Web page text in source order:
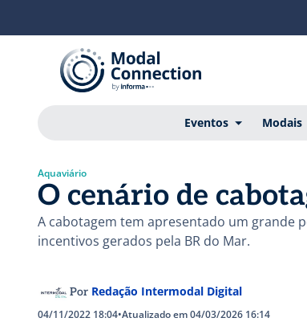
Eventos Modais
Aquaviário
O cenário de
A cabotagem tem apresentado um grande
incentivos gerados pela BR do Mar.
Por Redação Intermodal Digital
04/11/2022 18:04•Atualizado em 04/03/2026 16:14